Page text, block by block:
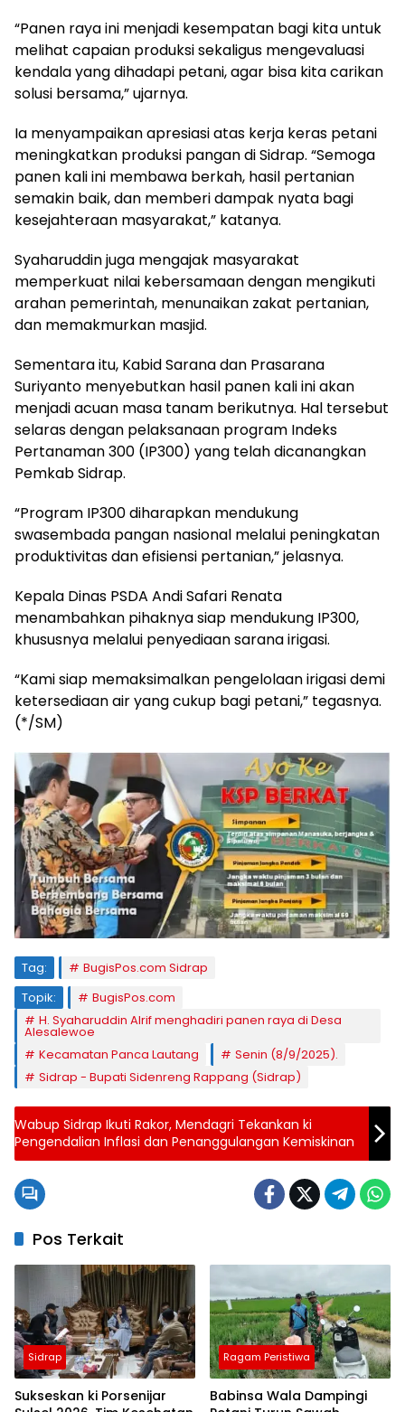
“Panen raya ini menjadi kesempatan bagi kita untuk
melihat capaian produksi sekaligus mengevaluasi
kendala yang dihadapi petani, agar bisa kita carikan
solusi bersama,” ujarnya.
Ia menyampaikan apresiasi atas kerja keras petani
meningkatkan produksi pangan di Sidrap. “Semoga
panen kali ini membawa berkah, hasil pertanian
semakin baik, dan memberi dampak nyata bagi
kesejahteraan masyarakat,” katanya.
Syaharuddin juga mengajak masyarakat
memperkuat nilai kebersamaan dengan mengikuti
arahan pemerintah, menunaikan zakat pertanian,
dan memakmurkan masjid.
Sementara itu, Kabid Sarana dan Prasarana
Suriyanto menyebutkan hasil panen kali ini akan
menjadi acuan masa tanam berikutnya. Hal tersebut
selaras dengan pelaksanaan program Indeks
Pertanaman 300 (IP300) yang telah dicanangkan
Pemkab Sidrap.
“Program IP300 diharapkan mendukung
swasembada pangan nasional melalui peningkatan
produktivitas dan efisiensi pertanian,” jelasnya.
Kepala Dinas PSDA Andi Safari Renata
menambahkan pihaknya siap mendukung IP300,
khususnya melalui penyediaan sarana irigasi.
“Kami siap memaksimalkan pengelolaan irigasi demi
ketersediaan air yang cukup bagi petani,” tegasnya.
(*/SM)
Tag:
BugisPos.com Sidrap
Topik:
BugisPos.com
H. Syaharuddin Alrif menghadiri panen raya di Desa
Alesalewoe
Kecamatan Panca Lautang
Senin (8/9/2025).
Sidrap - Bupati Sidenreng Rappang (Sidrap)
Wabup Sidrap Ikuti Rakor, Mendagri Tekankan ki
Pengendalian Inflasi dan Penanggulangan Kemiskinan
Pos Terkait
Sidrap
Sukseskan ki Porsenijar
Ragam Peristiwa
Babinsa Wala Dampingi